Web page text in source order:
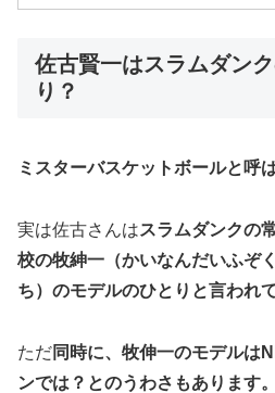
佐古賢一はスラムダン
り？
ミスターバスケットボールと呼
実は佐古さんはスラムダンクの
校の牧紳一（かいなんだいふぞ
ち）のモデルのひとりと言われ
ただ同時に、牧伸一のモデルは
ンでは？とのうわさもあります。